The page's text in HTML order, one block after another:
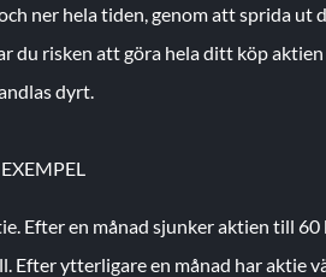
ner hela tiden, genom att sprida ut
du risken att göra hela ditt köp
dyrt.
EXEMPEL
Efter en månad sjunker aktien till 60
Efter ytterligare en månad har aktie